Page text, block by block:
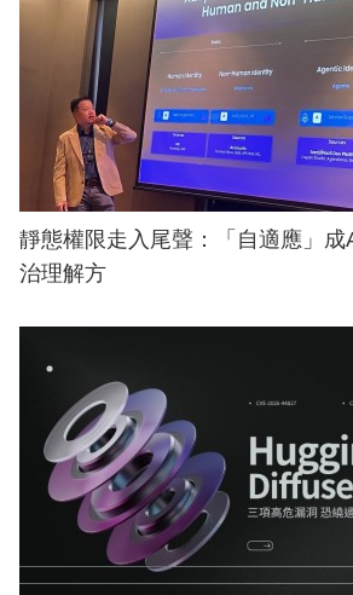
靜態權限走入尾聲：「自適應」成
治理解方